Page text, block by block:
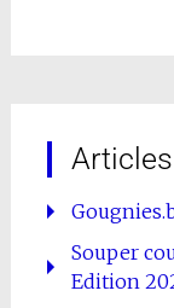
Souper
Edition